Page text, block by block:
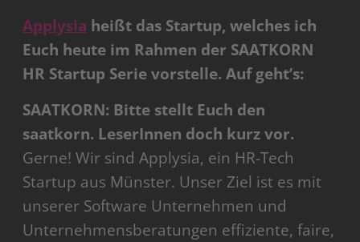
Applysia heißt das Startup, welches ich
Euch heute im Rahmen der SAATKORN
HR Startup Serie vorstelle. Auf geht’s:
SAATKORN: Bitte stellt Euch den
saatkorn. LeserInnen doch kurz vor.
Gerne! Wir sind Applysia, ein HR-Tech
Startup aus Münster. Unser Ziel ist es mit
unserer Software Unternehmen und
Unternehmensberatungen effiziente, faire,